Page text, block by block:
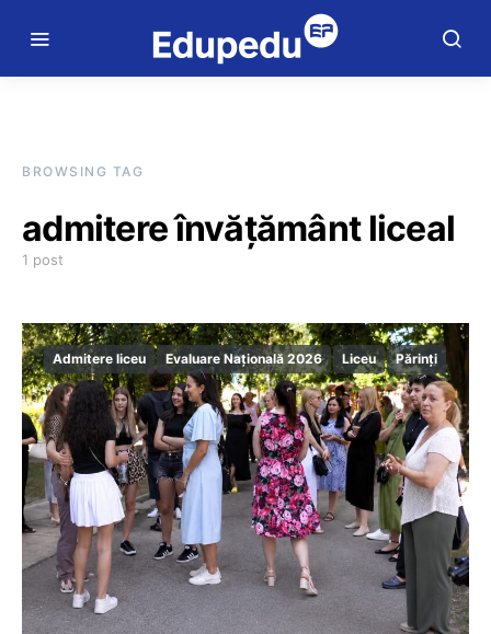
BROWSING TAG
admitere învățământ liceal
1 post
Admitere liceu Evaluare Națională 2026 Liceu Părinți